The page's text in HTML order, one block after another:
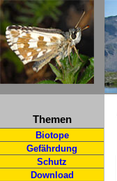
Themen
Biotope
Gefährdung
Schutz
Download